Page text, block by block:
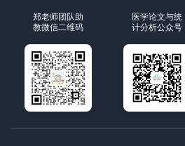
郑老师团队助
教微信二维码
医学论文与统
计分析公众号